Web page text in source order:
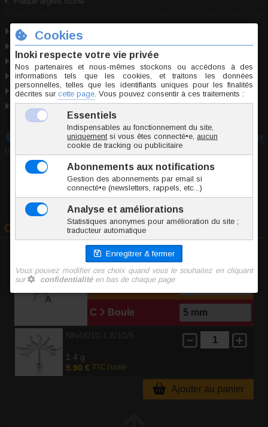
Acier chirurgical
Taille unique
Utilisable pour : piercing nombril.
MarqueInoki
Origine Thaïlande
Conformité RSGP
Téléchargez notre guide :Prendre les mesures pour
un piercing
Commander
A Jonc / Tige
Long. int.
C Boule
1.4 g
5.90 € TTC l'unité
Ajouter au panier